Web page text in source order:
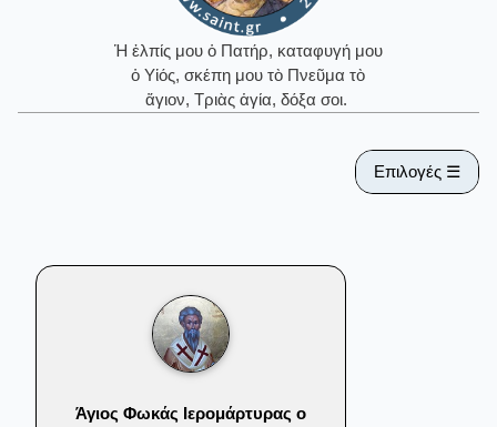
Ἡ ἐλπίς μου ὁ Πατήρ, καταφυγή μου
ὁ Υἱός, σκέπη μου τὸ Πνεῦμα τὸ
ἅγιον, Τριὰς ἁγία, δόξα σοι.
Επιλογές ☰
Άγιος Φωκάς Ιερομάρτυρας ο